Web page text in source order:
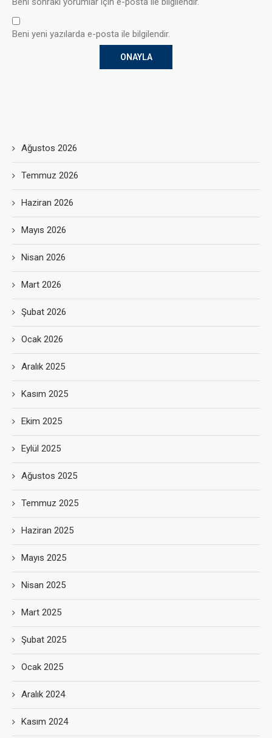
Beni yeni yazılarda e-posta ile bilgilendir.
Ağustos 2026
Temmuz 2026
Haziran 2026
Mayıs 2026
Nisan 2026
Mart 2026
Şubat 2026
Ocak 2026
Aralık 2025
Kasım 2025
Ekim 2025
Eylül 2025
Ağustos 2025
Temmuz 2025
Haziran 2025
Mayıs 2025
Nisan 2025
Mart 2025
Şubat 2025
Ocak 2025
Aralık 2024
Kasım 2024